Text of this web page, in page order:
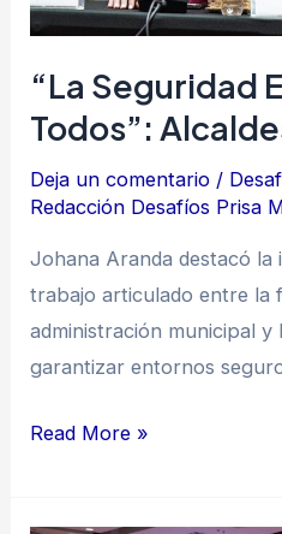
“La Seguridad
Todos”:
Deja un comentario /
Redacción Desafíos Prisa
Johana Aranda destacó la
trabajo articulado entre la
administración municipal y
garantizar entornos
Ibagué
Read More »